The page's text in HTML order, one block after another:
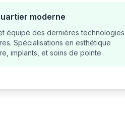
moderne
équipé des dernières technologies
Spécialisations en esthétique
implants, et soins de pointe.